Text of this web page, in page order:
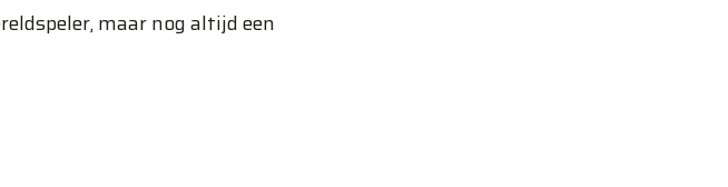
maar nog altijd een